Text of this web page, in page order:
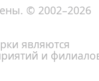
© 2002–2026
являются
и